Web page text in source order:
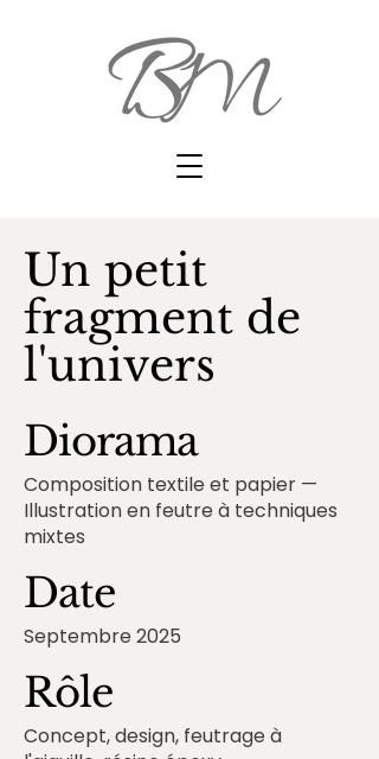
Un petit
fragment de
l'univers
Diorama
Composition textile et papier —
Illustration en feutre à techniques
mixtes
Date
Septembre 2025
Rôle
Concept, design, feutrage à